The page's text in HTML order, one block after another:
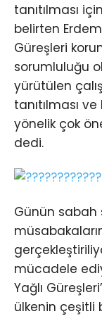
tanıtılması
belirten
Güreşleri
sorumluluğu
yürütülen
tanıtılması
yönelik çok
dedi.
Günün
mücadele
Yağlı
ülkenin çeşitli